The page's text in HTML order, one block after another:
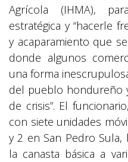
Agrícola (IHMA),
estratégica y “hacerle
y acaparamiento que
donde algunos
una forma
del pueblo hondureño
de crisis”. El
con siete unidades
y 2 en San Pedro
la canasta básica a